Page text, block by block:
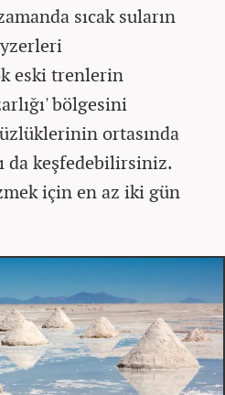
sıcak suların
eski trenlerin
bölgesini
ortasında
da keşfedebilirsiniz.
için en az iki gün